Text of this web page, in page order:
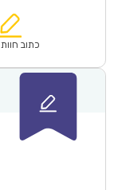
הוא:
כתוב